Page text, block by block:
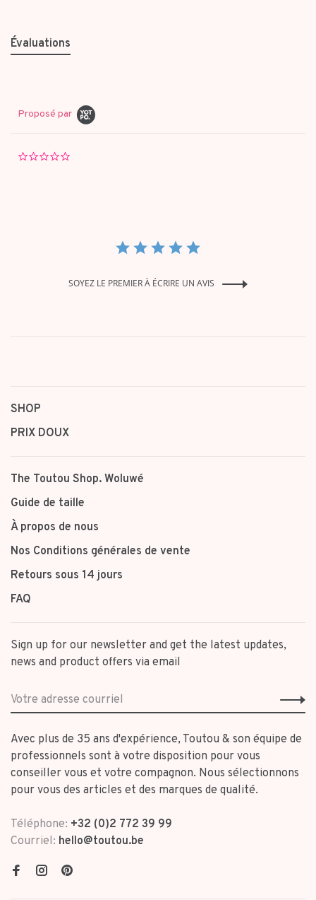
Évaluations
Proposé par
SOYEZ LE PREMIER À ÉCRIRE UN AVIS
SHOP
PRIX DOUX
The Toutou Shop. Woluwé
Guide de taille
À propos de nous
Nos Conditions générales de vente
Retours sous 14 jours
FAQ
Sign up for our newsletter and get the latest updates,
news and product offers via email
Avec plus de 35 ans d'expérience, Toutou & son équipe de
professionnels sont à votre disposition pour vous
conseiller vous et votre compagnon. Nous sélectionnons
pour vous des articles et des marques de qualité.
Téléphone: +32 (0)2 772 39 99
Courriel: hello@toutou.be